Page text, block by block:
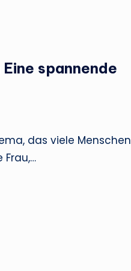
spannende
das viele Menschen